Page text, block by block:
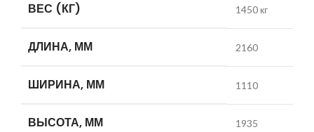
ВЕС (КГ) 1450 кг
ДЛИНА, ММ 2160
ШИРИНА, ММ 1110
ВЫСОТА, ММ 1935